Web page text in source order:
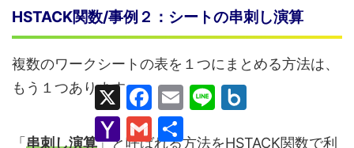
HSTACK関数/事例２：シートの串刺し演算
複数のワークシートの表を１つにまとめる方法は、
もう１つあります。
「串刺し演算」と呼ばれる方法をHSTACK関数で利
X
F
a
c
b
E
m
l
L
n
Y
a
G
m
有